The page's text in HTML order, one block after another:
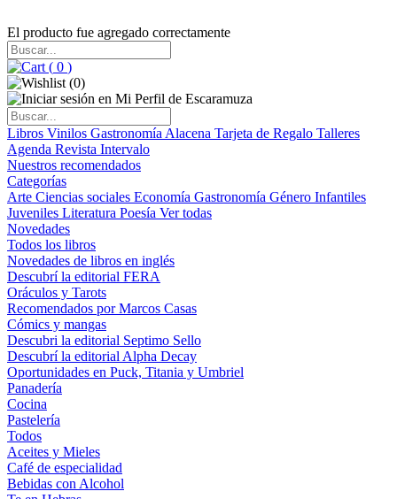
El producto fue agregado correctamente
( 0 )
(0)
Libros Vinilos Gastronomía Alacena Tarjeta de Regalo Talleres
Agenda Revista Intervalo
Nuestros recomendados
Categorías
Arte Ciencias sociales Economía Gastronomía Género Infantiles
Juveniles Literatura Poesía Ver todas
Novedades
Todos los libros
Novedades de libros en inglés
Descubrí la editorial FERA
Oráculos y Tarots
Recomendados por Marcos Casas
Cómics y mangas
Descubri la editorial Septimo Sello
Descubrí la editorial Alpha Decay
Oportunidades en Puck, Titania y Umbriel
Panadería
Cocina
Pastelería
Todos
Aceites y Mieles
Café de especialidad
Bebidas con Alcohol